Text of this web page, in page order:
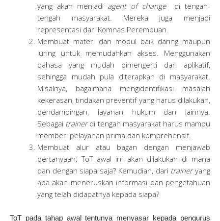
yang akan menjadi agent of change
di tengah-
tengah masyarakat. Mereka juga menjadi
representasi dari Komnas Perempuan.
Membuat materi dan modul baik daring maupun
luring untuk memudahkan akses. Menggunakan
bahasa yang mudah dimengerti dan aplikatif,
sehingga mudah pula diterapkan di masyarakat.
Misalnya, bagaimana mengidentifikasi masalah
kekerasan, tindakan preventif yang harus dilakukan,
pendampingan, layanan hukum dan lainnya.
Sebagai trainerdi tengah masyarakat harus mampu
memberi pelayanan prima dan komprehensif.
Membuat alur atau bagan dengan menjawab
pertanyaan; ToT awal ini akan dilakukan di mana
dan dengan siapa saja? Kemudian, dari traineryang
ada akan meneruskan informasi dan pengetahuan
yang telah didapatnya kepada siapa?
ToT pada tahap awal tentunya menyasar kepada pengurus